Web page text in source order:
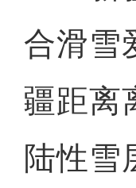
合滑雪
疆距离
陆性雪